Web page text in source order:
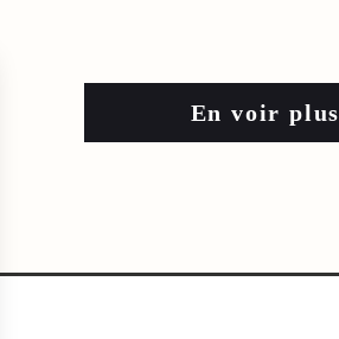
En voir plus